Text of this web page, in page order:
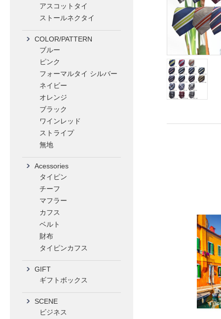
アスコットタイ
ストールネクタイ
COLOR/PATTERN
ブルー
ピンク
フォーマルタイ シルバー
ネイビー
オレンジ
ブラック
ワインレッド
ストライプ
無地
Acessories
タイピン
チーフ
マフラー
カフス
ベルト
財布
タイピンカフス
GIFT
ギフトボックス
SCENE
ビジネス